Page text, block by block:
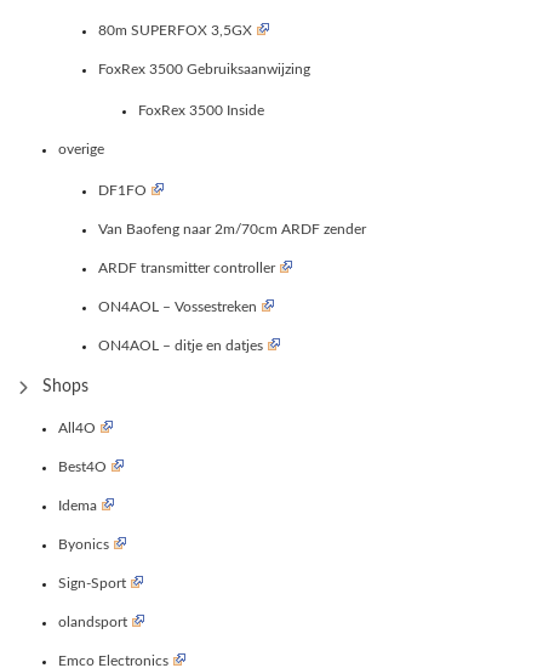
80m SUPERFOX 3,5GX
FoxRex 3500 Gebruiksaanwijzing
FoxRex 3500 Inside
overige
DF1FO
Van Baofeng naar 2m/70cm ARDF zender
ARDF transmitter controller
ON4AOL – Vossestreken
ON4AOL – ditje en datjes
Shops
All4O
Best4O
Idema
Byonics
Sign-Sport
olandsport
Emco Electronics